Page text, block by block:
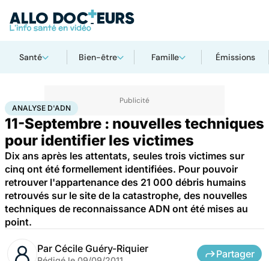
Santé Bien-être Famille Émissions
AccueilSantéMaladies Analyse d'ADN
ANALYSE D'ADN
11-Septembre : nouvelles techniques
pour identifier les victimes
Dix ans après les attentats, seules trois victimes sur
cinq ont été formellement identifiées. Pour pouvoir
retrouver l'appartenance des 21 000 débris humains
retrouvés sur le site de la catastrophe, des nouvelles
techniques de reconnaissance ADN ont été mises au
point.
Par Cécile Guéry-Riquier Partager